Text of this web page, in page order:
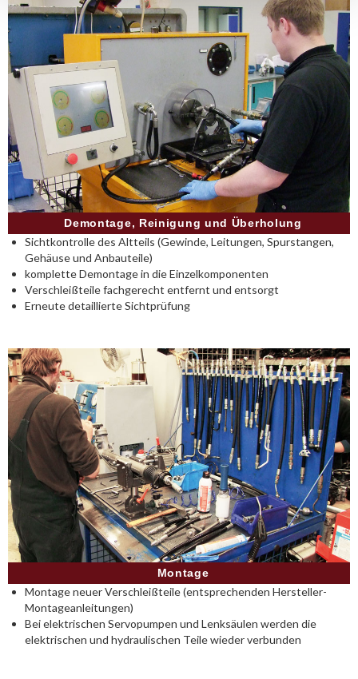
Demontage, Reinigung und Überholung
Sichtkontrolle des Altteils (Gewinde, Leitungen, Spurstangen,
Gehäuse und Anbauteile)
komplette Demontage in die Einzelkomponenten
Verschleißteile fachgerecht entfernt und entsorgt
Erneute detaillierte Sichtprüfung
Montage
Montage neuer Verschleißteile (entsprechenden Hersteller-
Montageanleitungen)
Bei elektrischen Servopumpen und Lenksäulen werden die
elektrischen und hydraulischen Teile wieder verbunden